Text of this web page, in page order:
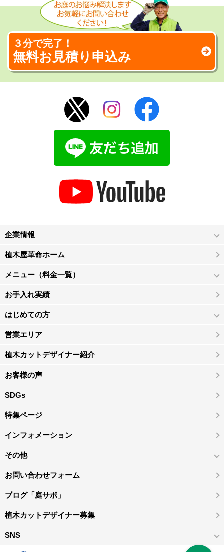
３分で完了！
無料お見積り申込み
企業情報
植木屋革命ホーム
メニュー（料金一覧）
お手入れ実績
はじめての方
営業エリア
植木カットデザイナー紹介
お客様の声
SDGs
特集ページ
インフォメーション
その他
お問い合わせフォーム
ブログ「庭サポ」
植木カットデザイナー募集
SNS